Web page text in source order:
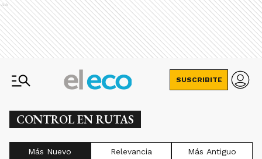
Ads
SUSCRIBITE
CONTROL EN RUTAS
Más Nuevo Relevancia Más Antiguo